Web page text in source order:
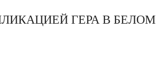
ГЕРА В БЕЛОМ